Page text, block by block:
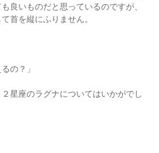
良いものだと思っているのですが、
首を縦にふりません。
の？」
２星座のラグナについてはいかがでし